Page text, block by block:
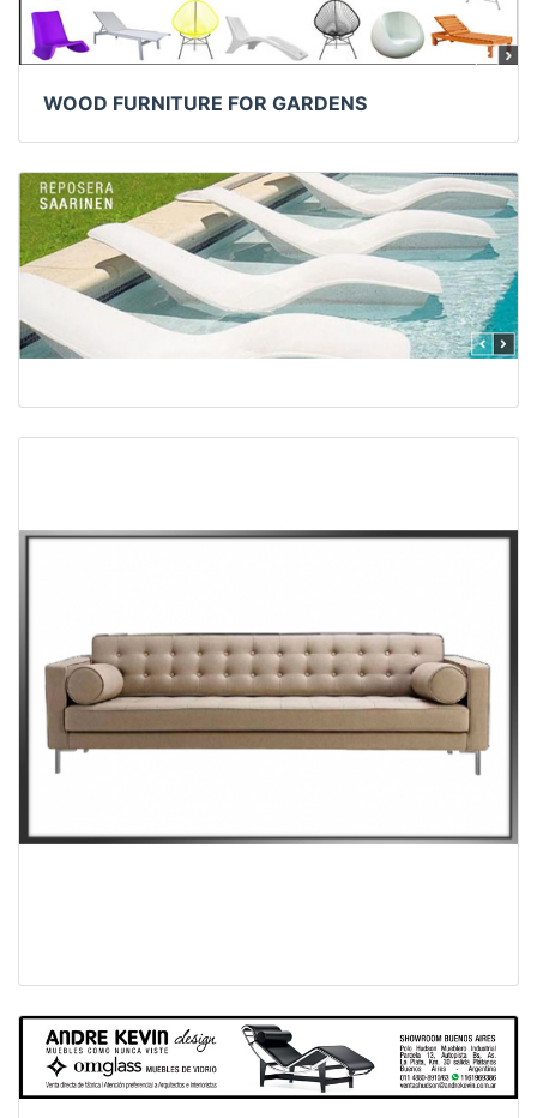
WOOD FURNITURE FOR GARDENS